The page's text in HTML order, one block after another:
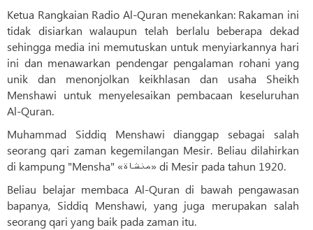
Ketua Rangkaian Radio Al-Quran menekankan: Rakaman ini
tidak disiarkan walaupun telah berlalu beberapa dekad
sehingga media ini memutuskan untuk menyiarkannya hari
ini dan menawarkan pendengar pengalaman rohani yang
unik dan menonjolkan keikhlasan dan usaha Sheikh
Menshawi untuk menyelesaikan pembacaan keseluruhan
Al-Quran.
Muhammad Siddiq Menshawi dianggap sebagai salah
seorang qari zaman kegemilangan Mesir. Beliau dilahirkan
di kampung "Mensha" «منشاة» di Mesir pada tahun 1920.
Beliau belajar membaca Al-Quran di bawah pengawasan
bapanya, Siddiq Menshawi, yang juga merupakan salah
seorang qari yang baik pada zaman itu.